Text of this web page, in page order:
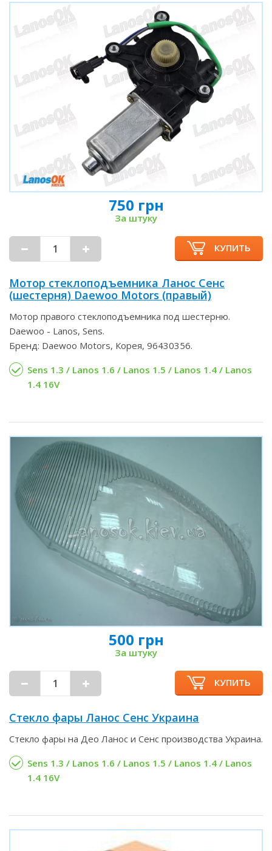
750 грн
За штуку
КУПИТЬ
Мотор стеклоподъемника Ланос Сенс
(шестерня) Daewoo Motors (правый)
Мотор правого стеклоподъемника под шестерню.
Daewoo - Lanos, Sens.
Бренд: Daewoo Motors, Корея, 96430356.
Sens 1.3 / Lanos 1.6 / Lanos 1.5 / Lanos 1.4 / Lanos
1.4 16V
500 грн
За штуку
КУПИТЬ
Стекло фары Ланос Сенс Украина
Стекло фары на Део Ланос и Сенс производства Украина.
Sens 1.3 / Lanos 1.6 / Lanos 1.5 / Lanos 1.4 / Lanos
1.4 16V